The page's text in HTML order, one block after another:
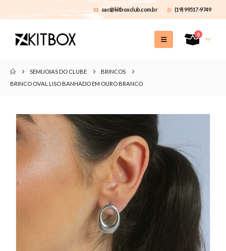
sac@kitboxclub.com.br (19) 99517-9749
0
SEMIJOIAS DO CLUBE
BRINCOS
BRINCO OVAL LISO BANHADO EM OURO BRANCO